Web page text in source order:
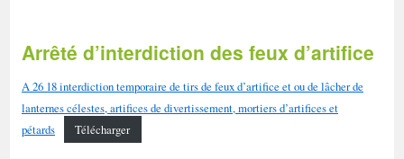
Arrêté d’interdiction des feux d’artifice
A 26 18 interdiction temporaire de tirs de feux d’artifice et ou de lâcher de
lanternes célestes, artifices de divertissement, mortiers d’artifices et
pétards
Télécharger